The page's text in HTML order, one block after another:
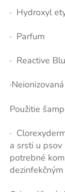
· Hydroxyl
· Parfum
· Reactive
Použitie
·
a srsti u psov
potrebné